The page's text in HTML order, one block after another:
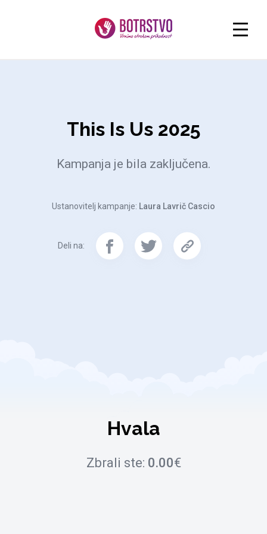
This Is Us 2025
Kampanja je bila zaključena.
Ustanovitelj kampanje: Laura Lavrič Cascio
Deli na:
Hvala
Zbrali ste: 0.00€